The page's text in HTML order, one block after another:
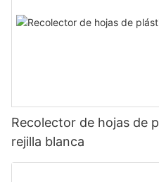
Recolector de hojas de
rejilla blanca